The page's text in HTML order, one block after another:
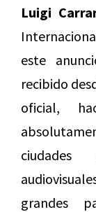
Luigi
este
recibido
oficial,
grandes